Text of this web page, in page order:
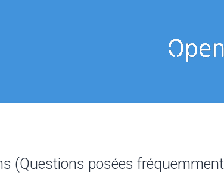
(Questions posées